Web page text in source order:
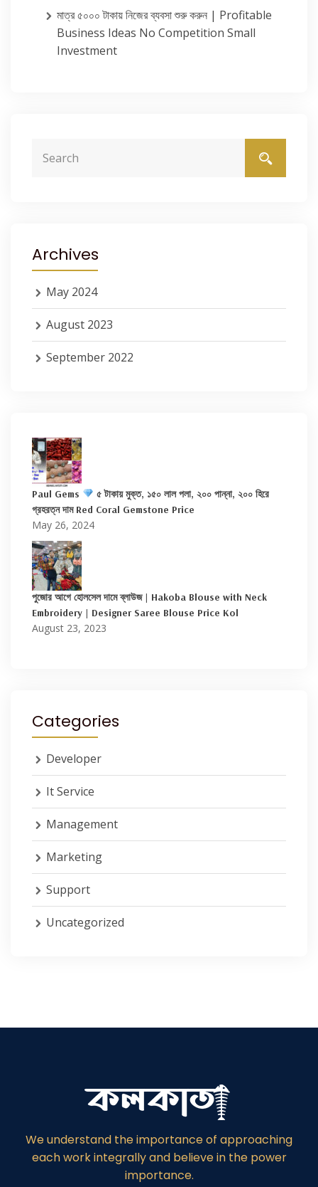
মাত্র ৫০০০ টাকায় নিজের ব্যবসা শুরু করুন | Profitable
Business Ideas No Competition Small
Investment
Archives
May 2024
August 2023
September 2022
Paul Gems
৫ টাকায় মুক্ত, ১৫০ লাল পলা, ২০০ পান্না, ২০০ হিরে
গ্রহরত্ন দাম Red Coral Gemstone Price
May 26, 2024
পুজোর আগে হোলসেল দামে ব্লাউজ | Hakoba Blouse with Neck
Embroidery | Designer Saree Blouse Price Kol
August 23, 2023
Categories
Developer
It Service
Management
Marketing
Support
Uncategorized
We understand the importance of approaching
each work integrally and believe in the power
importance.